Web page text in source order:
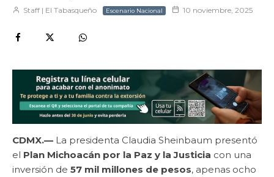
Staff | El Tabasqueño Escenario Nacional 10 noviembre, 2025
CDMX.— La presidenta Claudia Sheinbaum presentó
el Plan Michoacán por la Paz y la Justicia con una
inversión de 57 mil millones de pesos, apenas ocho